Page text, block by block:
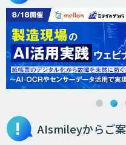
高性能
「
３次元
AIカメ
AIsmileyからご